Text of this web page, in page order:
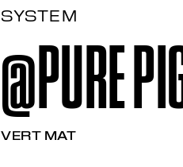
SYSTEM
@PURE
PEARL BLUE